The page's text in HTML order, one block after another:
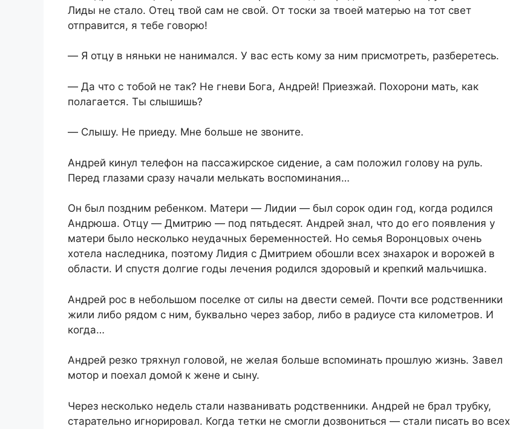
Лиды не стало. Отец твой сам не свой. От тоски за твоей матерью на тот свет
отправится, я тебе говорю!
― Я отцу в няньки не нанимался. У вас есть кому за ним присмотреть, разберетесь.
― Да что с тобой не так? Не гневи Бога, Андрей! Приезжай. Похорони мать, как
полагается. Ты слышишь?
― Слышу. Не приеду. Мне больше не звоните.
Андрей кинул телефон на пассажирское сидение, а сам положил голову на руль.
Перед глазами сразу начали мелькать воспоминания…
Он был поздним ребенком. Матери ― Лидии ― был сорок один год, когда родился
Андрюша. Отцу ― Дмитрию ― под пятьдесят. Андрей знал, что до его появления у
матери было несколько неудачных беременностей. Но семья Воронцовых очень
хотела наследника, поэтому Лидия с Дмитрием обошли всех знахарок и ворожей в
области. И спустя долгие годы лечения родился здоровый и крепкий мальчишка.
Андрей рос в небольшом поселке от силы на двести семей. Почти все родственники
жили либо рядом с ним, буквально через забор, либо в радиусе ста километров. И
когда…
Андрей резко тряхнул головой, не желая больше вспоминать прошлую жизнь. Завел
мотор и поехал домой к жене и сыну.
Через несколько недель стали названивать родственники. Андрей не брал трубку,
старательно игнорировал. Когда тетки не смогли дозвониться ― стали писать во всех